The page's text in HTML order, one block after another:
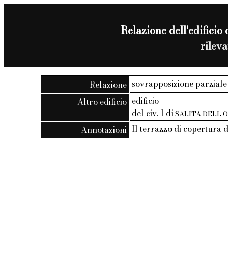
Relazione dell'edificio
Relazione sovrapposizione parziale
Altro edificio edificio
del civ. 1 diSALITA DELL
Annotazioni Il terrazzo di copertura